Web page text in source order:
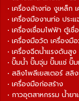
• เครื่องล้างท่อ งูเหล็
• เครื่องมืองานท่อ ปร
• เครื่องเชื่อมไฟฟ้า ตู้เ
• เครื่องมือวัด เครื่องมื
• เครื่องฉีดน้ำแรงดันสู
• ปั๊มน้ำ ปั๊มจุ่ม ปั๊มแช่ ปั๊
• สลิงโพลีเยสเตอร์ สลิ
• เครื่องมือก่อสร้าง
• กาวอุตสาหกรรม น้ำยา